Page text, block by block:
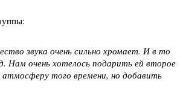
звука очень сильно хромает. И в то
Нам очень хотелось подарить ей второе
того времени, но добавить